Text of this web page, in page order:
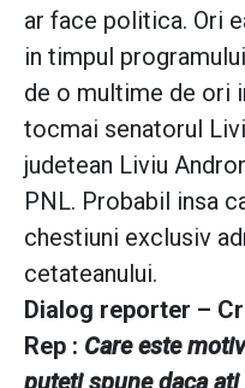
ar face politica. Ori
in timpul
de o multime de ori
tocmai senatorul
judetean Liviu
PNL. Probabil insa
chestiuni exclusiv
cetateanului.
Dialog reporter –
Rep : Care este
puteti spune daca